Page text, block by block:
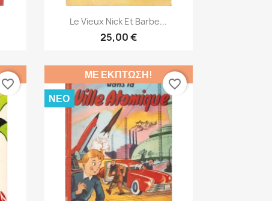
Γρήγορη προβολή
Le Vieux Nick Et Barbe...
25,00 €
favorite_border
ΜΕ ΈΚΠΤΩΣΗ!
ΝΈΟ
favorite_border